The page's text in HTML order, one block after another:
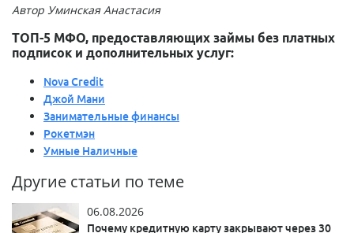
Автор Уминская Анастасия
ТОП-5 МФО, предоставляющих займы без платных
подписок и дополнительных услуг:
Nova Credit
Джой Мани
Занимательные финансы
Рокетмэн
Умные Наличные
Другие статьи по теме
06.08.2026
Почему кредитную карту закрывают через 30